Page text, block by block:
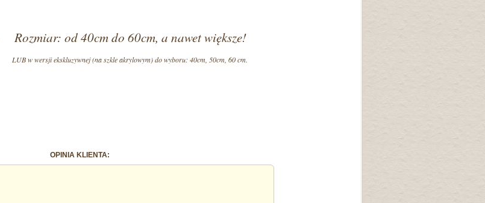
Rozmiar: od 40cm do 60cm, a nawet większe!
LUB w wersji ekskluzywnej (na szkle akrylowym) do wyboru: 40cm, 50cm, 60 cm.
OPINIA KLIENTA: